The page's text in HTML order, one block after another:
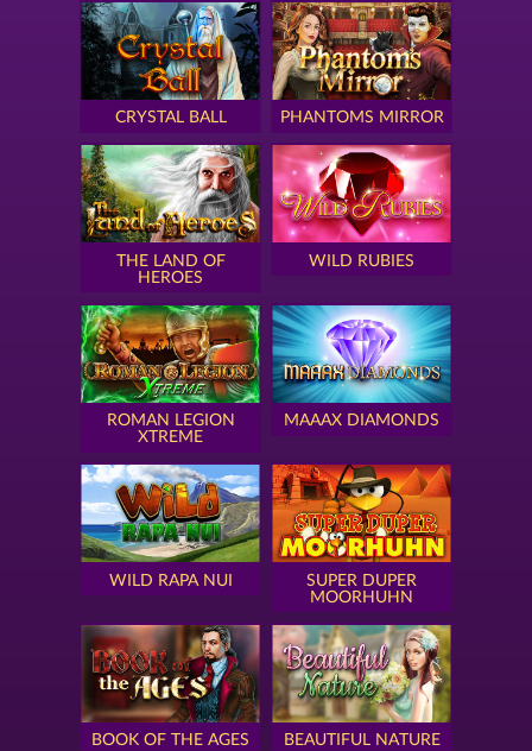
CRYSTAL BALL PHANTOMS MIRROR
THE LAND OF
HEROES
WILD RUBIES
ROMAN LEGION
XTREME
MAAAX DIAMONDS
WILD RAPA NUI
SUPER DUPER
MOORHUHN
BOOK OF THE AGES BEAUTIFUL NATURE